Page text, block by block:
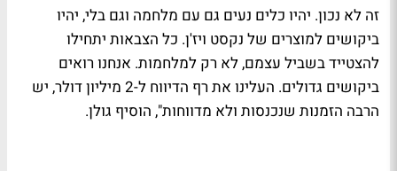
זה לא נכון. יהיו כלים נעים גם עם מלחמה וגם בלי, יהיו
ביקושים למוצרים של נקסט ויז'ן. כל הצבאות יתחילו
להצטייד בשביל עצמם, לא רק למלחמות. אנחנו רואים
ביקושים גדולים. העלינו את רף הדיווח ל-2 מיליון דולר, יש
הרבה הזמנות שנכנסות ולא מדווחות", הוסיף גולן.